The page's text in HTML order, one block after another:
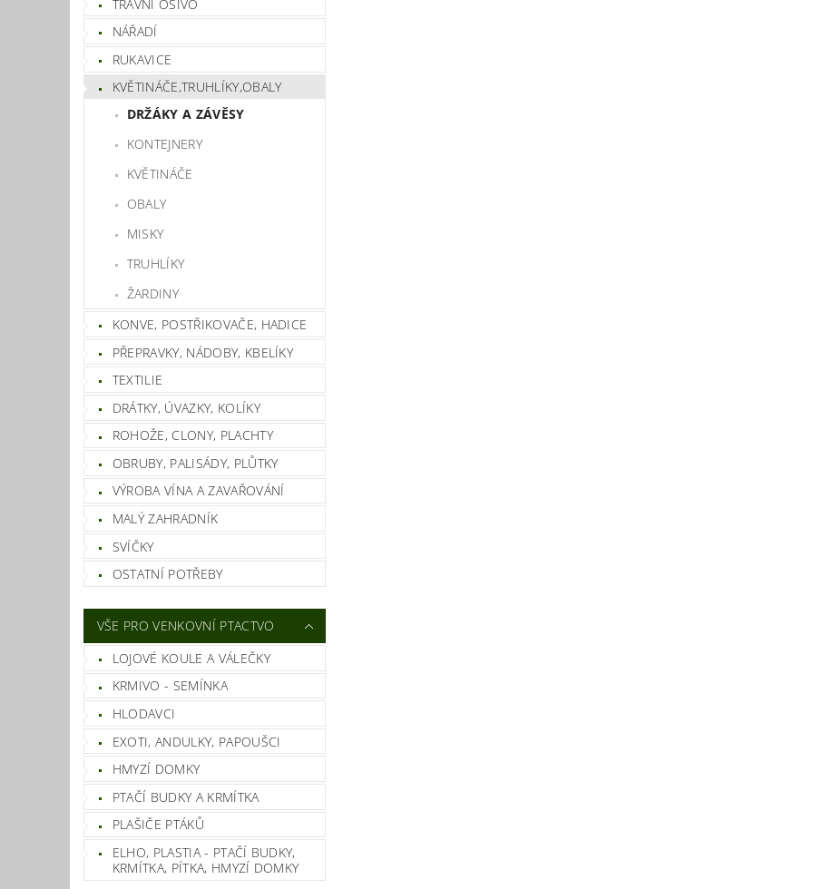
TRAVNÍ OSIVO
NÁŘADÍ
RUKAVICE
KVĚTINÁČE,TRUHLÍKY,OBALY
DRŽÁKY A ZÁVĚSY
KONTEJNERY
KVĚTINÁČE
OBALY
MISKY
TRUHLÍKY
ŽARDINY
KONVE, POSTŘIKOVAČE, HADICE
PŘEPRAVKY, NÁDOBY, KBELÍKY
TEXTILIE
DRÁTKY, ÚVAZKY, KOLÍKY
ROHOŽE, CLONY, PLACHTY
OBRUBY, PALISÁDY, PLŮTKY
VÝROBA VÍNA A ZAVAŘOVÁNÍ
MALÝ ZAHRADNÍK
SVÍČKY
OSTATNÍ POTŘEBY
VŠE PRO VENKOVNÍ PTACTVO
LOJOVÉ KOULE A VÁLEČKY
KRMIVO - SEMÍNKA
HLODAVCI
EXOTI, ANDULKY, PAPOUŠCI
HMYZÍ DOMKY
PTAČÍ BUDKY A KRMÍTKA
PLAŠIČE PTÁKŮ
ELHO, PLASTIA - PTAČÍ BUDKY,
KRMÍTKA, PÍTKA, HMYZÍ DOMKY